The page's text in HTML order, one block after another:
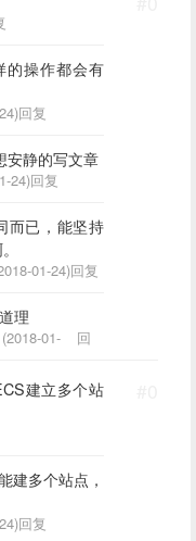
的操作都会有
回复
安静的写文章
24)回复
而已，能坚持
01-24)回复
理
01-
回
建立多个站
建多个站点，
回复